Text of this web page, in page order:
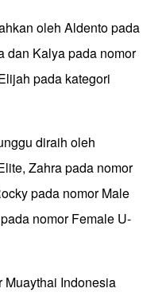
oleh Aldento pada
dan Kalya pada nomor
pada kategori
diraih oleh
Zahra pada nomor
pada nomor Male
nomor Female U-
Muaythai Indonesia